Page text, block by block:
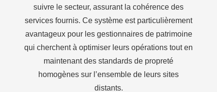
suivre le secteur, assurant la cohérence des
services fournis. Ce système est particulièrement
avantageux pour les gestionnaires de patrimoine
qui cherchent à optimiser leurs opérations tout en
maintenant des standards de propreté
homogènes sur l’ensemble de leurs sites
distants.